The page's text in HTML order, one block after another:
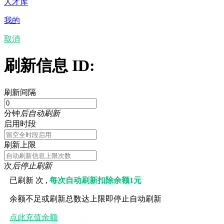
我的
取消
刷新信息 ID:
刷新间隔
分钟后自动刷新
启用时段
刷新上限
次后停止刷新
已刷新 次 ,每次自动刷新扣除余额1元
余额不足或刷新总数达上限即停止自动刷新
点此充值余额